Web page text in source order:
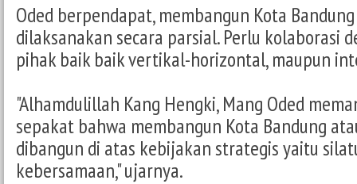
Oded berpendapat, membangun Kota
dilaksanakan secara parsial. Perlu kolaborasi
pihak baik baik vertikal-horizontal, maupun
"Alhamdulillah Kang Hengki, Mang Oded
sepakat bahwa membangun Kota Bandung
dibangun di atas kebijakan strategis yaitu
kebersamaan," ujarnya.